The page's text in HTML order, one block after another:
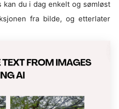
du i dag enkelt og sømløst
fra bilde, og etterlater